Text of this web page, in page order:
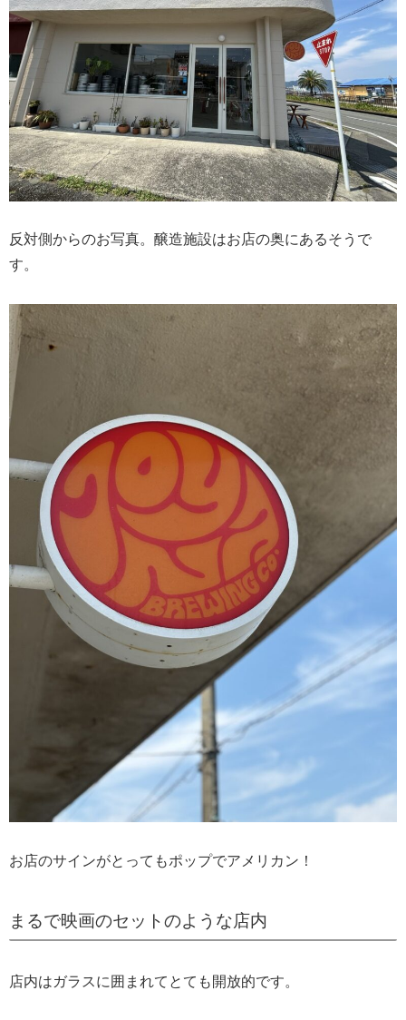
反対側からのお写真。醸造施設はお店の奥にあるそうで
す。
お店のサインがとってもポップでアメリカン！
まるで映画のセットのような店内
店内はガラスに囲まれてとても開放的です。